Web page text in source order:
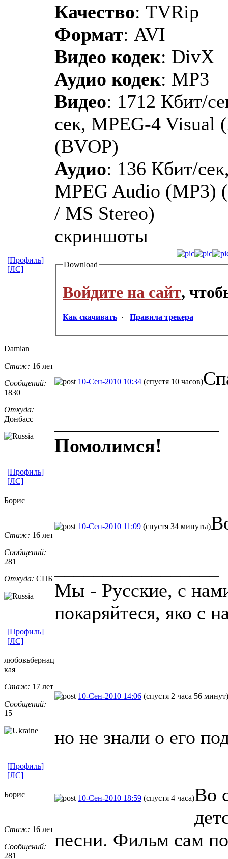
Качество: TVRip
Формат: AVI
Видео кодек: DivX
Аудио кодек: MP3
Видео: 1712 Кбит/
сек, MPEG-4 Visual
(BVOP)
Аудио: 136 Кбит/
MPEG Audio (MP3)
/ MS Stereo)
скриншоты
Download
Войдите на сайт,
Как скачивать · Правила трекера
[Профиль]
[ЛС]
Damian
Стаж: 16 лет
Сообщений:
1830
Откуда:
Донбасс
10-Сен-2010 10:34 (спустя 10 часов)
Помолимся!
[Профиль]
[ЛС]
Борис
Стаж: 16 лет
Сообщений:
281
Откуда: СПБ
10-Сен-2010 11:09 (спустя 34 минуты)
Мы - Русские, с
покаряйтеся, яко с
[Профиль]
[ЛС]
любовьбернац
кая
Стаж: 17 лет
Сообщений:
15
10-Сен-2010 14:06 (спустя 2 часа 56 минут)
но не знали о его
[Профиль]
[ЛС]
Борис
Стаж: 16 лет
Сообщений:
281
10-Сен-2010 18:59 (спустя 4 часа)Во
песни. Фильм сам